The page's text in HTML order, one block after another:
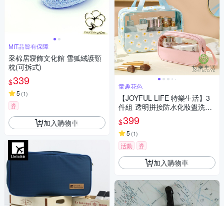
MIT品質有保障
采棉居寢飾文化館 雪狐絨護頸
枕(可拆式)
$339
5 (1)
券
加入購物車
童趣花色
【JOYFUL LIFE 特樂生活】3
件組-透明拼接防水化妝盥洗收
納包
$399
5 (1)
活動 券
加入購物車